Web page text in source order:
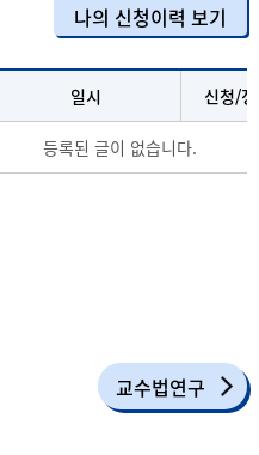
나의 신청이력 보기
일시 신청/
등록된 글이 없습니다.
교수법연구